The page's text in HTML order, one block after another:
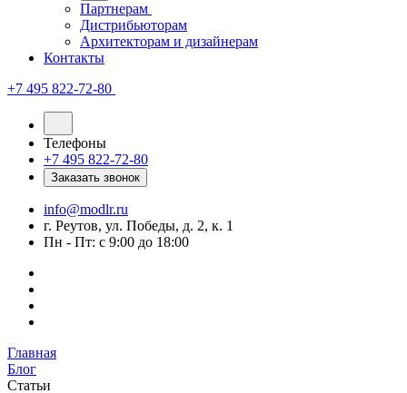
Партнерам
Дистрибьюторам
Архитекторам и дизайнерам
Контакты
+7 495 822-72-80
Телефоны
+7 495 822-72-80
Заказать звонок
info@modlr.ru
г. Реутов, ул. Победы, д. 2, к. 1
Пн - Пт: с 9:00 до 18:00
Главная
Блог
Статьи